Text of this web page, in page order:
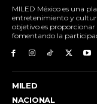
MILED México es una
entretenimiento y
objetivo es proporcionar
fomentando la
MILED
NACIONAL